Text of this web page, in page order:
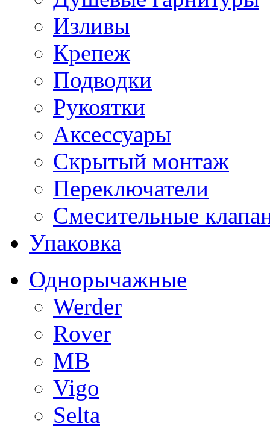
Изливы
Крепеж
Подводки
Рукоятки
Аксессуары
Скрытый монтаж
Переключатели
Смесительные
Упаковка
Однорычажные
Werder
Rover
MB
Vigo
Selta